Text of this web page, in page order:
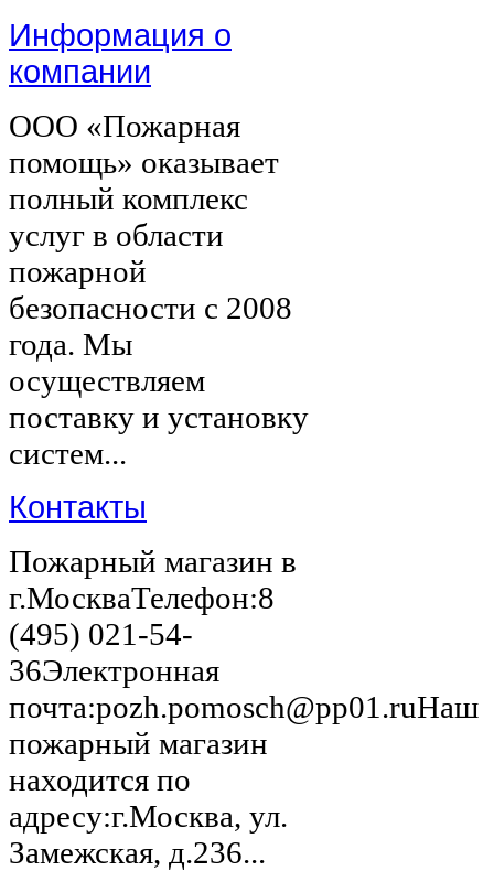
Информация о
компании
ООО «Пожарная
помощь» оказывает
полный комплекс
услуг в области
пожарной
безопасности с 2008
года. Мы
осуществляем
поставку и установку
систем...
Контакты
Пожарный магазин в
г.МоскваТелефон:8
(495) 021-54-
36Электронная
почта:pozh.pomosch@pp01.ruНаш
пожарный магазин
находится по
адресу:г.Москва, ул.
Замежская, д.236...